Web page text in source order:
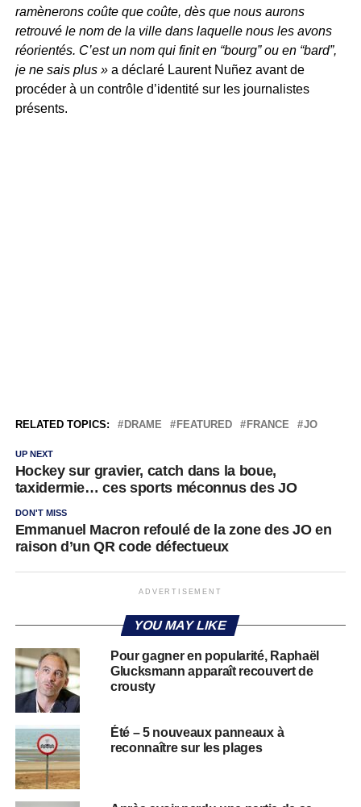
ramènerons coûte que coûte, dès que nous aurons
retrouvé le nom de la ville dans laquelle nous les avons
réorientés. C’est un nom qui finit en “bourg” ou en “bard”,
je ne sais plus »a déclaré Laurent Nuñez avant de
procéder à un contrôle d’identité sur les journalistes
présents.
RELATED TOPICS: DRAME FEATURED FRANCE JO
UP NEXT
Hockey sur gravier, catch dans la boue,
taxidermie… ces sports méconnus des JO
DON'T MISS
Emmanuel Macron refoulé de la zone des JO en
raison d’un QR code défectueux
ADVERTISEMENT
YOU MAY LIKE
Pour gagner en popularité, Raphaël
Glucksmann apparaît recouvert de
crousty
Été – 5 nouveaux panneaux à
reconnaître sur les plages